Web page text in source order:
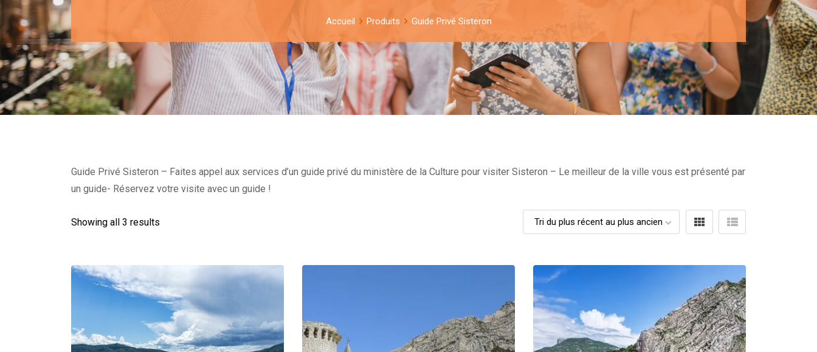
Accueil Produits Guide Privé Sisteron
Guide Privé Sisteron – Faites appel aux services d’un guide privé du ministère de la Culture pour visiter Sisteron – Le meilleur de la ville vous est présenté par
un guide- Réservez votre visite avec un guide !
Showing all 3 results